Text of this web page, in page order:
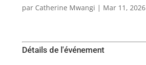
par Catherine Mwangi | Mar 11, 2026
Détails de l'événement